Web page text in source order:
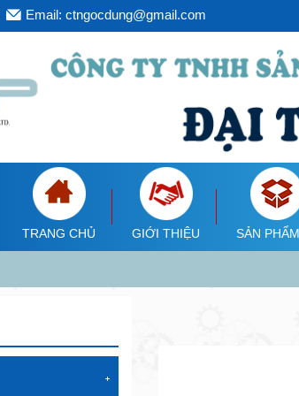
Email: ctngocdung@gmail.com
TRANG CHỦ GIỚI THIỆU SẢN PHẨM